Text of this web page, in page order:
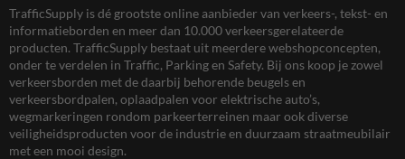
TrafficSupply is dé grootste online aanbieder van verkeers-, tekst- en
informatieborden en meer dan 10.000 verkeersgerelateerde
producten. TrafficSupply bestaat uit meerdere webshopconcepten,
onder te verdelen in Traffic, Parking en Safety. Bij ons koop je zowel
verkeersborden met de daarbij behorende beugels en
verkeersbordpalen, oplaadpalen voor elektrische auto’s,
wegmarkeringen rondom parkeerterreinen maar ook diverse
veiligheidsproducten voor de industrie en duurzaam straatmeubilair
met een mooi design.